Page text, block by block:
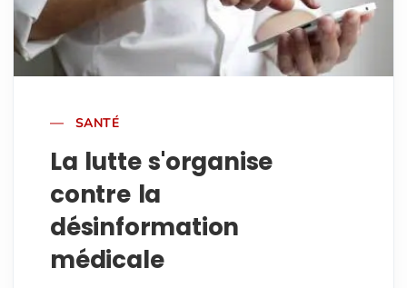
SANTÉ
La lutte s'organise
contre la
désinformation
médicale